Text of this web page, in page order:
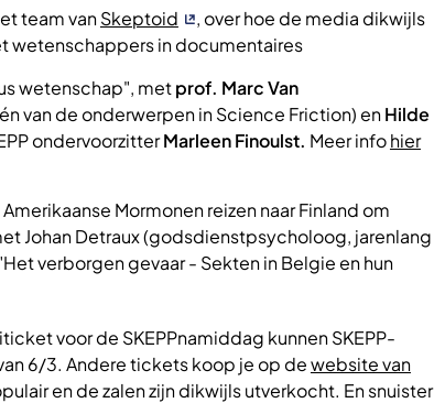
team vanSkeptoid
, over hoe de media dikwijls
wetenschappers in documentaires
wetenschap", metprof. Marc Van
van de onderwerpen in Science Friction) enHilde
ondervoorzitterMarleen Finoulst. Meer infohier
Mormonen reizen naar Finland om
Johan Detraux (godsdienstpsycholoog, jarenlang
verborgen gevaar - Sekten in Belgie en hun
voor de SKEPPnamiddag kunnen SKEPP-
6/3. Andere tickets koop je op dewebsite van
en de zalen zijn dikwijls utverkocht. En snuister